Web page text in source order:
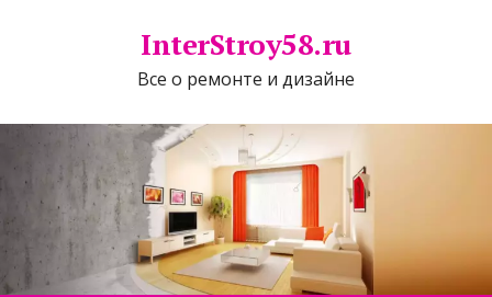
InterStroy58.ru
Все о ремонте и дизайне